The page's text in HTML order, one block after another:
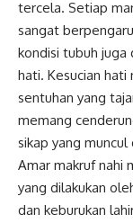
tercela. Setiap
sangat
kondisi tubuh
hati. Kesucian
sentuhan yang
memang
sikap yang muncul
Amar makruf nahi
yang dilakukan
dan keburukan